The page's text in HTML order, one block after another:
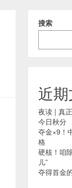
搜索
近
夜读 | 真
今日秋分
夺金×9！
格
硬核！咱
儿”
夺得首金